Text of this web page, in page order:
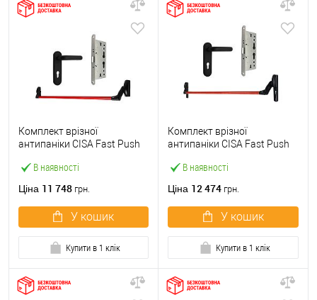
В наявності
Комплект врізної
антипаніки CISA Fast Push
із замком та ручкою
Ціна 11 748 грн.
У кошик
Купити в 1 клік
В наявності
Комплект врізної
антипаніки CISA Fast Push
червоний із замком та
Ціна 12 474 грн.
У кошик
Купити в 1 клік